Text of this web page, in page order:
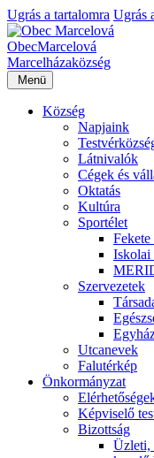
Ugrás a tartalomra Ugrás
ObecMarcelová
Marcelházaközség
Menü
Község
Napjaink
Látnivalók
Cégek és
Oktatás
Kultúra
Sportélet
Iskolai
Szervezetek
Utcanevek
Falutérkép
Önkormányzat
Képviselő
Bizottság
Üzleti,